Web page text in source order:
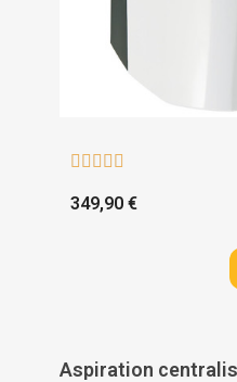
    
349,90 €
Aspiration